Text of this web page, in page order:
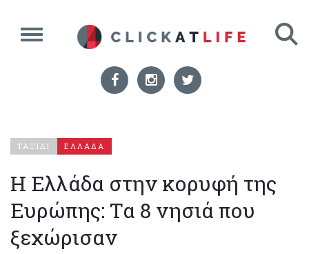
ΤΑΞΙΔΙ ΕΛΛΑΔΑ
Η Ελλάδα στην κορυφή της
Ευρώπης: Τα 8 νησιά που
ξεχώρισαν